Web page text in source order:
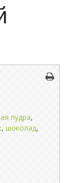
пудра,
, шоколад,